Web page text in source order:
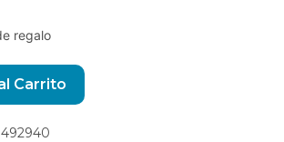
regalo
Carrito